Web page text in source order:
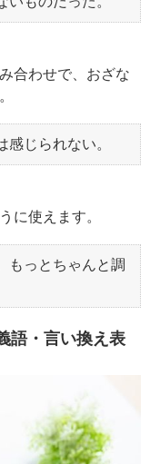
合わせで、おざな
じられない。
に使えます。
もっとちゃんと調
語・言い換え表